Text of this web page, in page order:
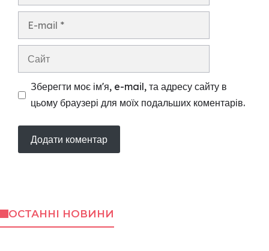
Сайт
Зберегти моє ім'я, e-mail, та адресу сайту в
цьому браузері для моїх подальших коментарів.
ОСТАННІ НОВИНИ